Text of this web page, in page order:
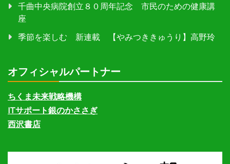
千曲中央病院創立８０周年記念 市民のための健康講
座
季節を楽しむ 新連載 【やみつききゅうり】高野玲
オフィシャルパートナー
ちくま未来戦略機構
ITサポート銀のかささぎ
西沢書店